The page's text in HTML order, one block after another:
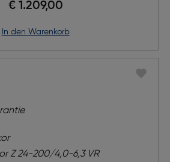
€ 1.209,00
in den Warenkorb